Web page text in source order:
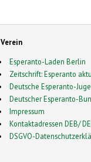
Verein
Esperanto-Laden Berlin
Zeitschrift: Esperanto
Deutsche Esperanto-
Deutscher Esperanto-
Impressum
Kontaktadressen DEB/
DSGVO-